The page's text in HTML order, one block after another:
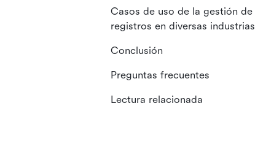
Casos de uso de la gestión de
registros en diversas industrias
Conclusión
Preguntas frecuentes
Lectura relacionada